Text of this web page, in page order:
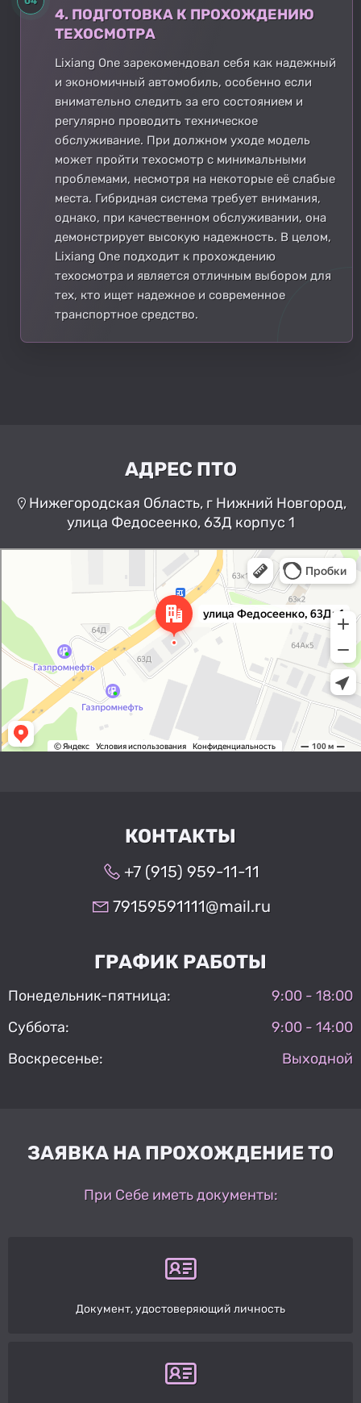
4. ПОДГОТОВКА К ПРОХОЖДЕНИЮ
ТЕХОСМОТРА
Lixiang One зарекомендовал себя как надежный
и экономичный автомобиль, особенно если
внимательно следить за его состоянием и
регулярно проводить техническое
обслуживание. При должном уходе модель
может пройти техосмотр с минимальными
проблемами, несмотря на некоторые её слабые
места. Гибридная система требует внимания,
однако, при качественном обслуживании, она
демонстрирует высокую надежность. В целом,
Lixiang One подходит к прохождению
техосмотра и является отличным выбором для
тех, кто ищет надежное и современное
транспортное средство.
АДРЕС ПТО
Нижегородская Область, г Нижний Новгород,
улица Федосеенко, 63Д корпус 1
Нижний Новгород
Улица Федосеенко, 63Дк1 —
Яндекс Карты
КОНТАКТЫ
+7 (915) 959-11-11
79159591111@mail.ru
ГРАФИК РАБОТЫ
Понедельник-пятница:
9:00 - 18:00
Суббота:
9:00 - 14:00
Воскресенье:
Выходной
ЗАЯВКА НА ПРОХОЖДЕНИЕ ТО
При Себе иметь документы:
Документ, удостоверяющий личность